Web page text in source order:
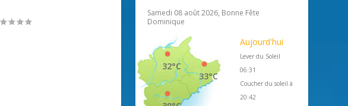
Samedi 08 août 2026, Bonne Fête
Dominique
33°C
32°C
Aujourd'hui
Lever du Soleil
06:31
Coucher du soleil à
20:42